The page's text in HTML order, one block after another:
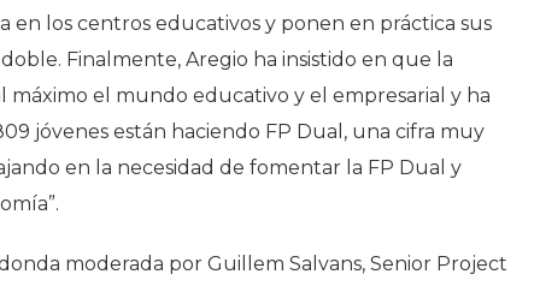
en los centros educativos y ponen en práctica sus
Finalmente, Aregio ha insistido en que la
máximo el mundo educativo y el empresarial y ha
jóvenes están haciendo FP Dual, una cifra muy
en la necesidad de fomentar la FP Dual y
moderada por Guillem Salvans, Senior Project